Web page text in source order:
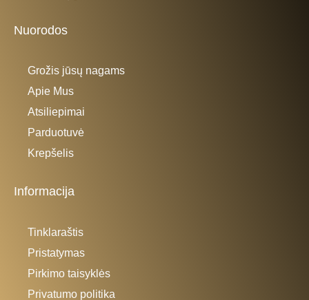
Nuorodos
Grožis jūsų nagams
Apie Mus
Atsiliepimai
Parduotuvė
Krepšelis
Informacija
Tinklaraštis
Pristatymas
Pirkimo taisyklės
Privatumo politika